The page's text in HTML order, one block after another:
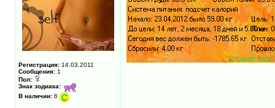
Регистрация: 14.03.2011
Сообщения: 1
Пол:
Знак зодиака:
В наличии: 6